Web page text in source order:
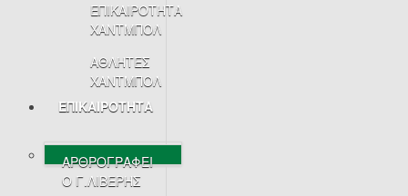
ΕΠΙΚΑΙΡΟΤΗΤΑ
ΧΑΝΤΜΠΟΛ
ΑΘΛΗΤΕΣ
ΧΑΝΤΜΠΟΛ
ΕΠΙΚΑΙΡΟΤΗΤΑ
ΑΡΘΡΟΓΡΑΦΕΙ
Ο Γ.ΛΙΒΕΡΗΣ